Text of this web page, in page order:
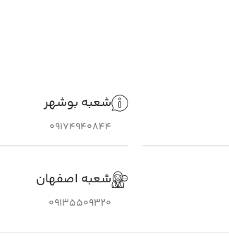
شعبه بوشهر
09174940844
شعبه اصفهان
09135509320